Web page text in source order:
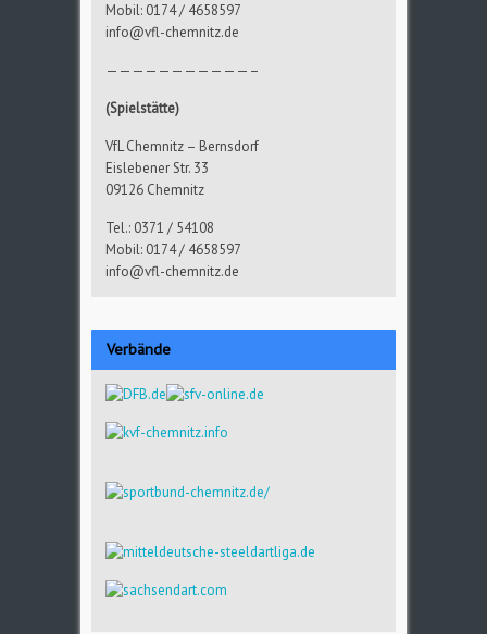
Mobil: 0174 / 4658597
info@vfl-chemnitz.de
———————————–
(Spielstätte)
VfL Chemnitz – Bernsdorf
Eislebener Str. 33
09126 Chemnitz
Tel.: 0371 / 54108
Mobil: 0174 / 4658597
info@vfl-chemnitz.de
Verbände